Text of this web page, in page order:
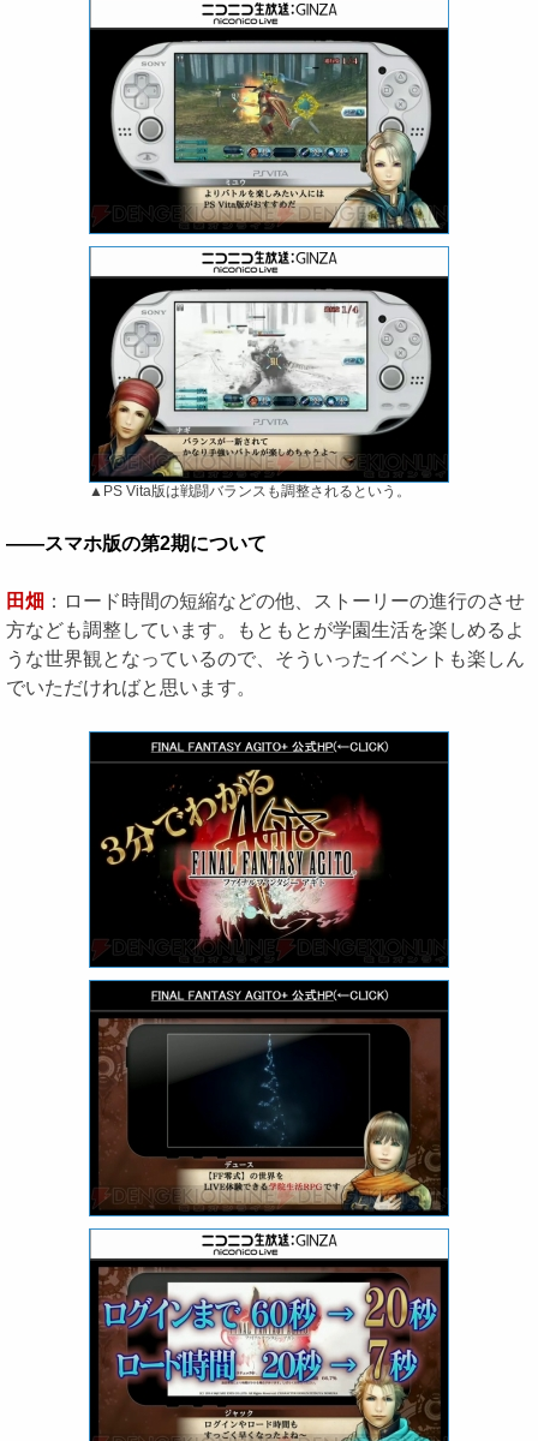
▲PS Vita版は戦闘バランスも調整されるという。
――スマホ版の第2期について
田畑 ：ロード時間の短縮などの他、ストーリーの進行のさせ
方なども調整しています。もともとが学園生活を楽しめるよ
うな世界観となっているので、そういったイベントも楽しん
でいただければと思います。